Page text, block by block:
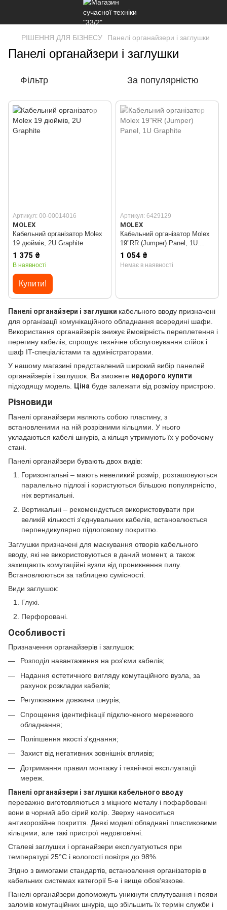
РІШЕННЯ ДЛЯ БІЗНЕСУ Панелі органайзери і заглушки
Панелі органайзери і заглушки
Фільтр За популярністю
Артикул: 00-00014016
MOLEX
Кабельний організатор Molex
19 дюймів, 2U Graphite
1 375 ₴
В наявності
Купити!
Артикул: 6429129
MOLEX
Кабельний організатор Molex
19"RR (Jumper) Panel, 1U
Graphite
1 054 ₴
Немає в наявності
Панелі органайзери і заглушки кабельного вводу призначені
для організації комунікаційного обладнання всередині шафи.
Використання органайзерів знижує ймовірність переплетення і
перегину кабелів, спрощує технічне обслуговування стійок і
шаф IT-спеціалістами та адміністраторами.
У нашому магазині представлений широкий вибір панелей
органайзерів і заглушок. Ви зможете недорого купити
підходящу модель.
Ціна буде залежати від розміру пристрою.
Різновиди
Панелі органайзери являють собою пластину, з
встановленими на ній розрізними кільцями. У нього
укладаються кабелі шнурів, а кільця утримують їх у робочому
стані.
Панелі органайзери бувають двох видів:
Горизонтальні – мають невеликий розмір, розташовуються
паралельно підлозі і користуються більшою популярністю,
ніж вертикальні.
Вертикальні – рекомендується використовувати при
великій кількості з'єднувальних кабелів, встановлюється
перпендикулярно підлоговому покриттю.
Заглушки призначені для маскування отворів кабельного
вводу, які не використовуються в даний момент, а також
захищають комутаційні вузли від проникнення пилу.
Встановлюються за таблицею сумісності.
Види заглушок:
Глухі.
Перфоровані.
Особливості
Призначення органайзерів і заглушок:
Розподіл навантаження на роз'єми кабелів;
Надання естетичного вигляду комутаційного вузла, за
рахунок розкладки кабелів;
Регулювання довжини шнурів;
Спрощення ідентифікації підключеного мережевого
обладнання;
Поліпшення якості з'єднання;
Захист від негативних зовнішніх впливів;
Дотримання правил монтажу і технічної експлуатації
мереж.
Панелі органайзери і заглушки кабельного вводу
переважно виготовляються з міцного металу і пофарбовані
вони в чорний або сірий колір. Зверху наноситься
антикорозійне покриття. Деякі моделі обладнані пластиковими
кільцями, але такі пристрої недовговічні.
Сталеві заглушки і органайзери експлуатуються при
температурі 25°С і вологості повітря до 98%.
Згідно з вимогами стандартів, встановлення організаторів в
кабельних системах категорії 5-е і вище обов'язкове.
Панелі органайзери допоможуть уникнути сплутування і появи
заломів комутаційних шнурів, що збільшить їх термін служби і